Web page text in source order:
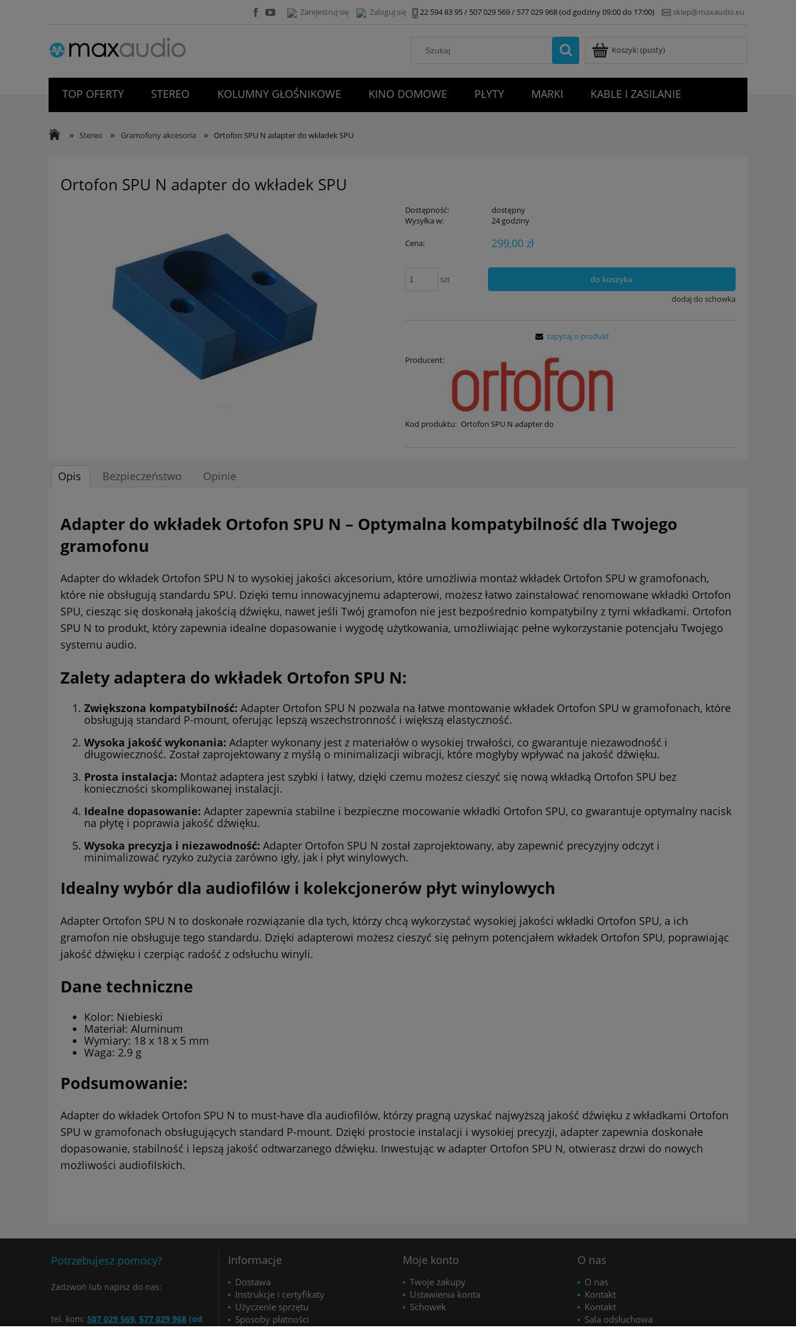
22 594 83 95 / 507 029 569 / 577 029 968 (od godziny 09:00 do 17:00) sklep@maxaudio.eu
Zarejestruj się Zaloguj się
Koszyk:(pusty)
TOP OFERTY STEREO KOLUMNY GŁOŚNIKOWE KINO DOMOWE PŁYTY MARKI
KABLE I ZASILANIE
» Stereo » Gramofony akcesoria » Ortofon SPU N adapter do wkładek SPU
Ortofon SPU N adapter do wkładek SPU
Dostępność:
dostępny
Wysyłka w:
24 godziny
Cena: 299,00 zł
szt do koszyka
dodaj do schowka
Producent:
Kod produktu: Ortofon SPU N adapter do
zapytaj o produkt
Opis Bezpieczeństwo Opinie
Adapter do wkładek Ortofon SPU N – Optymalna kompatybilność dla Twojego
gramofonu
Adapter do wkładek Ortofon SPU N to wysokiej jakości akcesorium, które umożliwia montaż wkładek Ortofon SPU w gramofonach,
które nie obsługują standardu SPU. Dzięki temu innowacyjnemu adapterowi, możesz łatwo zainstalować renomowane wkładki Ortofon
SPU, ciesząc się doskonałą jakością dźwięku, nawet jeśli Twój gramofon nie jest bezpośrednio kompatybilny z tymi wkładkami. Ortofon
SPU N to produkt, który zapewnia idealne dopasowanie i wygodę użytkowania, umożliwiając pełne wykorzystanie potencjału Twojego
systemu audio.
Zalety adaptera do wkładek Ortofon SPU N:
Zwiększona kompatybilność: Adapter Ortofon SPU N pozwala na łatwe montowanie wkładek Ortofon SPU w gramofonach, które
obsługują standard P-mount, oferując lepszą wszechstronność i większą elastyczność.
Wysoka jakość wykonania: Adapter wykonany jest z materiałów o wysokiej trwałości, co gwarantuje niezawodność i
długowieczność. Został zaprojektowany z myślą o minimalizacji wibracji, które mogłyby wpływać na jakość dźwięku.
Prosta instalacja: Montaż adaptera jest szybki i łatwy, dzięki czemu możesz cieszyć się nową wkładką Ortofon SPU bez
konieczności skomplikowanej instalacji.
Idealne dopasowanie: Adapter zapewnia stabilne i bezpieczne mocowanie wkładki Ortofon SPU, co gwarantuje optymalny nacisk
na płytę i poprawia jakość dźwięku.
Wysoka precyzja i niezawodność: Adapter Ortofon SPU N został zaprojektowany, aby zapewnić precyzyjny odczyt i
minimalizować ryzyko zużycia zarówno igły, jak i płyt winylowych.
Idealny wybór dla audiofilów i kolekcjonerów płyt winylowych
Adapter Ortofon SPU N to doskonałe rozwiązanie dla tych, którzy chcą wykorzystać wysokiej jakości wkładki Ortofon SPU, a ich
gramofon nie obsługuje tego standardu. Dzięki adapterowi możesz cieszyć się pełnym potencjałem wkładek Ortofon SPU, poprawiając
jakość dźwięku i czerpiąc radość z odsłuchu winyli.
Dane techniczne
Kolor: Niebieski
Materiał: Aluminum
Wymiary: 18 x 18 x 5 mm
Waga: 2.9 g
Podsumowanie:
Adapter do wkładek Ortofon SPU N to must-have dla audiofilów, którzy pragną uzyskać najwyższą jakość dźwięku z wkładkami Ortofon
SPU w gramofonach obsługujących standard P-mount. Dzięki prostocie instalacji i wysokiej precyzji, adapter zapewnia doskonałe
dopasowanie, stabilność i lepszą jakość odtwarzanego dźwięku. Inwestując w adapter Ortofon SPU N, otwierasz drzwi do nowych
możliwości audiofilskich.
Potrzebujesz pomocy?
Zadzwoń lub napisz do nas:
tel. kom: 507 029 569, 577 029 968(od
Informacje
Dostawa
Instrukcje i certyfikaty
Użyczenie sprzętu
Sposoby płatności
Moje konto
Twoje zakupy
Ustawienia konta
Schowek
O nas
O nas
Kontakt
Kontakt
Sala odsłuchowa